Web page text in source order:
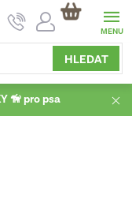
HLEDAT
NÁKUPNÍ
KOŠÍK
🦮 pro psa